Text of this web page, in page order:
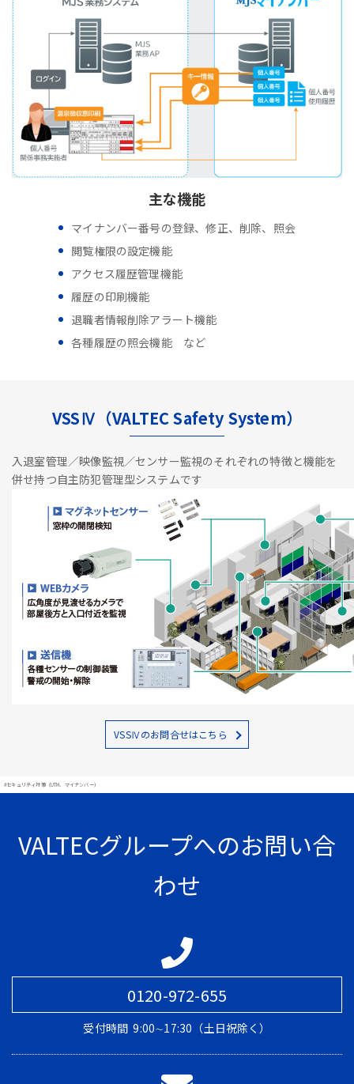
主な機能
マイナンバー番号の登録、修正、削除、照会
閲覧権限の設定機能
アクセス履歴管理機能
履歴の印刷機能
退職者情報削除アラート機能
各種履歴の照会機能 など
VSSⅣ（VALTEC Safety System）
入退室管理／映像監視／センサー監視のそれぞれの特徴と機能を
併せ持つ自主防犯管理型システムです
VSSⅣのお問合せはこちら
#セキュリティ対策（UTM、マイナンバー）
VALTECグループへのお問い合
わせ
0120-972-655
受付時間 9:00∼17:30（土日祝除く）